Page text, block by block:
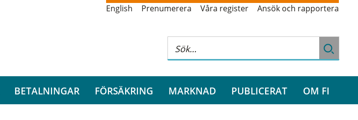
English Prenumerera Våra register Ansök och rapportera
BETALNINGAR FÖRSÄKRING MARKNAD PUBLICERAT OM FI